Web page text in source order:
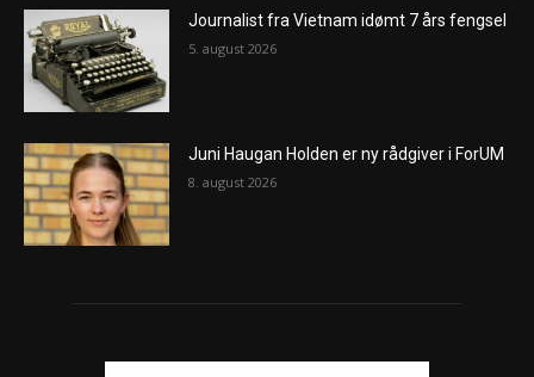
Journalist fra Vietnam idømt 7 års fengsel
5. august 2026
Juni Haugan Holden er ny rådgiver i ForUM
8. august 2026